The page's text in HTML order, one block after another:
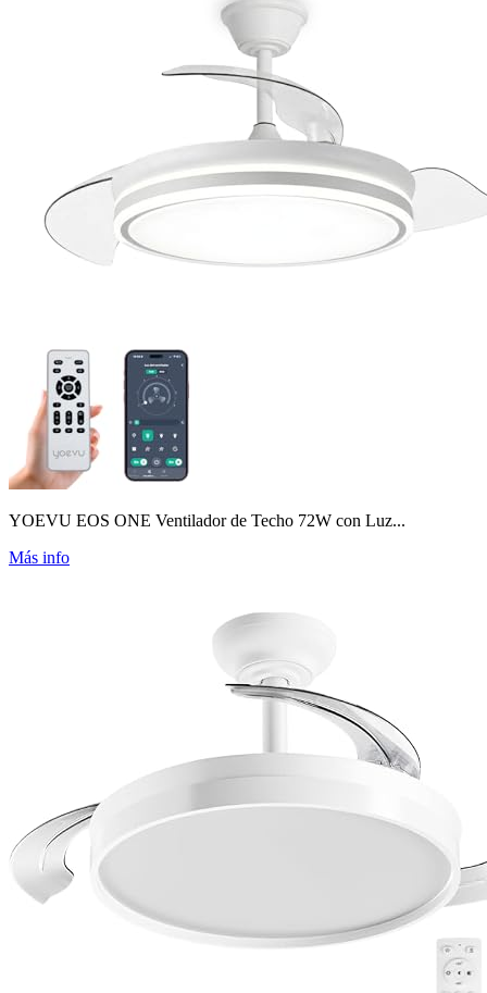
YOEVU EOS ONE Ventilador de Techo 72W con Luz...
Más info